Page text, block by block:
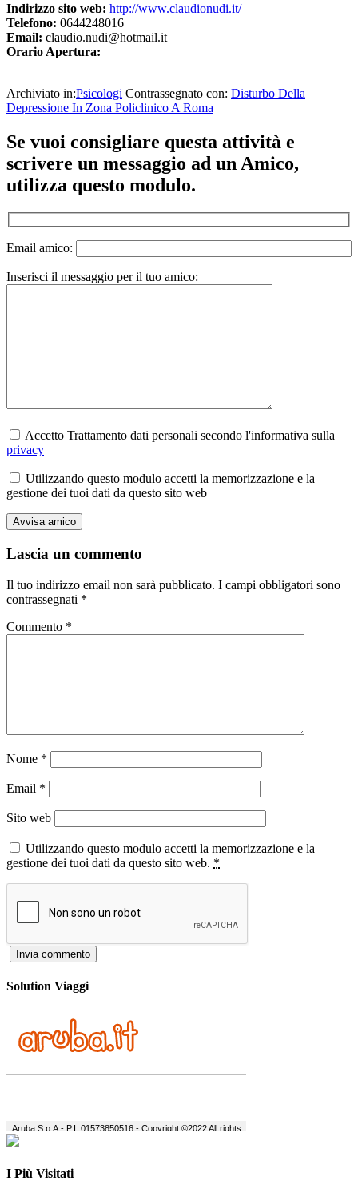
Indirizzo sito web: http://www.claudionudi.it/
Telefono: 0644248016
Email: claudio.nudi@hotmail.it
Orario Apertura:
Archiviato in:Psicologi Contrassegnato con: Disturbo Della
Depressione In Zona Policlinico A Roma
Se vuoi consigliare questa attività e
scrivere un messaggio ad un Amico,
utilizza questo modulo.
Email amico:
Inserisci il messaggio per il tuo amico:
Accetto Trattamento dati personali secondo l'informativa sulla
privacy
Utilizzando questo modulo accetti la memorizzazione e la
gestione dei tuoi dati da questo sito web
Lascia un commento
Il tuo indirizzo email non sarà pubblicato. I campi obbligatori sono
contrassegnati *
Commento *
Nome *
Email *
Sito web
Utilizzando questo modulo accetti la memorizzazione e la
gestione dei tuoi dati da questo sito web. *
Solution Viaggi
I Più Visitati